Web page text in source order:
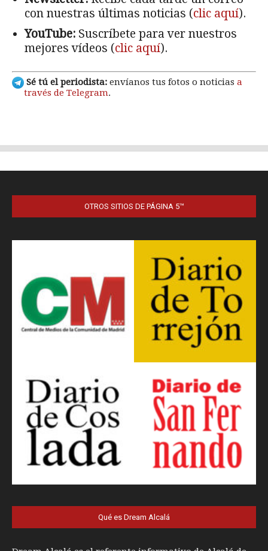
OTROS SITIOS DE PÁGINA 5™
Qué es Dream Alcalá